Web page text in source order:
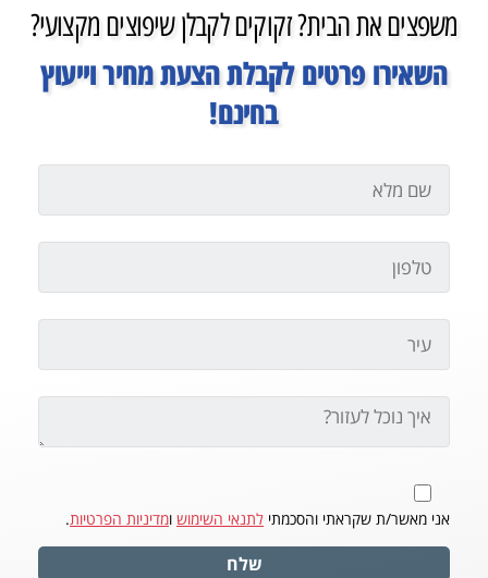
משפצים את הבית? זקוקים לקבלן שיפוצים מקצועי?
השאירו פרטים לקבלת הצעת מחיר וייעוץ
בחינם!
אני מאשר/ת שקראתי והסכמתי לתנאי השימוש ומדיניות הפרטיות.
שלח